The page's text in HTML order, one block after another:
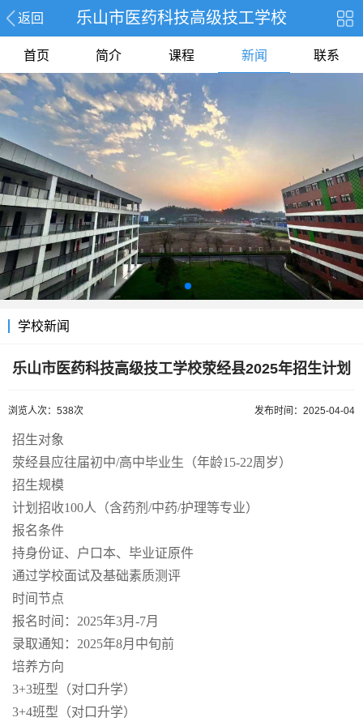
返回 乐山市医药科技高级技工学校
首页 简介 课程 新闻 联系
学校新闻
乐山市医药科技高级技工学校荥经县2025年招生计划
浏览人次：538次 发布时间：2025-04-04
招生对象
荥经县应往届初中/高中毕业生（年龄15-22周岁）
招生规模
计划招收100人（含药剂/中药/护理等专业）
报名条件
持身份证、户口本、毕业证原件
通过学校面试及基础素质测评
时间节点
报名时间：2025年3月-7月
录取通知：2025年8月中旬前
培养方向
3+3班型（对口升学）
3+4班型（对口升学）